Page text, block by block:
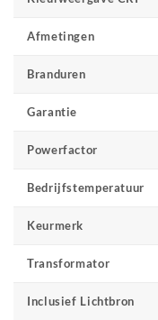
Afmetingen
Branduren
Garantie
Powerfactor
Bedrijfstemperatuur
Keurmerk
Transformator
Inclusief Lichtbron